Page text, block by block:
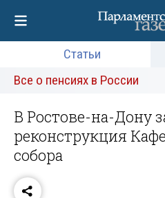
Статьи
Все о пенсиях в России
В Ростове-на-Дону
реконструкция
собора